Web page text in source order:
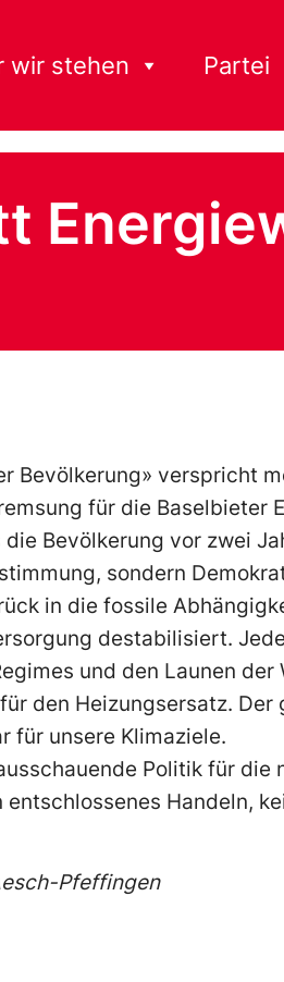
wir stehen Partei
Bevölkerung» verspricht
für die Baselbieter
Bevölkerung vor zwei
sondern
in die fossile
destabilisiert.
und den Launen der
den Heizungsersatz.
für unsere Klimaziele.
Politik für die
Handeln,
Pfeffingen